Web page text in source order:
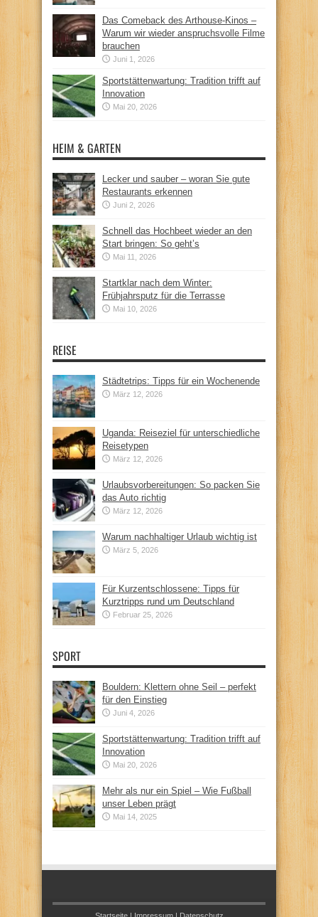
Das Comeback des Arthouse-Kinos –
Warum wir wieder anspruchsvolle Filme
brauchen
Juni 1, 2026
Sportstättenwartung: Tradition trifft auf
Innovation
Mai 20, 2026
HEIM & GARTEN
Lecker und sauber – woran Sie gute
Restaurants erkennen
Juni 2, 2026
Schnell das Hochbeet wieder an den
Start bringen: So geht’s
Mai 11, 2026
Startklar nach dem Winter:
Frühjahrsputz für die Terrasse
Mai 10, 2026
REISE
Städtetrips: Tipps für ein Wochenende
März 12, 2026
Uganda: Reiseziel für unterschiedliche
Reisetypen
März 12, 2026
Urlaubsvorbereitungen: So packen Sie
das Auto richtig
März 12, 2026
Warum nachhaltiger Urlaub wichtig ist
März 5, 2026
Für Kurzentschlossene: Tipps für
Kurztripps rund um Deutschland
Februar 25, 2026
SPORT
Bouldern: Klettern ohne Seil – perfekt
für den Einstieg
Juni 4, 2026
Sportstättenwartung: Tradition trifft auf
Innovation
Mai 20, 2026
Mehr als nur ein Spiel – Wie Fußball
unser Leben prägt
Mai 14, 2025
Startseite| Impressum| Datenschutz